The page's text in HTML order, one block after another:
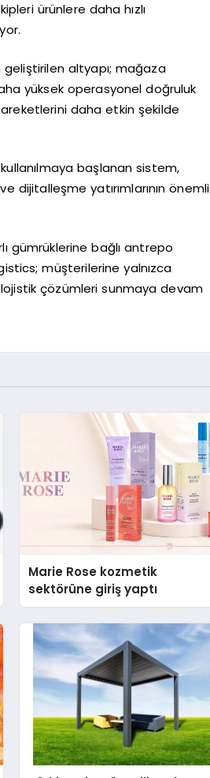
ürünlere daha hızlı
altyapı; mağaza
yüksek operasyonel doğruluk
daha etkin şekilde
başlanan sistem,
yatırımlarının önemli
gümrüklerine bağlı antrepo
müşterilerine yalnızca
çözümleri sunmaya devam
Marie Rose kozmetik
sektörüne giriş yaptı